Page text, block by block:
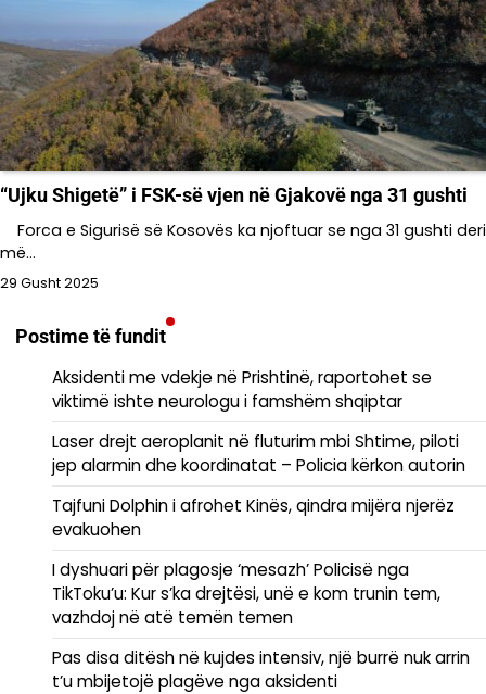
“Ujku Shigetë” i FSK-së vjen në Gjakovë nga 31 gushti
Forca e Sigurisë së Kosovës ka njoftuar se nga 31 gushti deri
më…
29 Gusht 2025
Postime të fundit
Aksidenti me vdekje në Prishtinë, raportohet se
viktimë ishte neurologu i famshëm shqiptar
Laser drejt aeroplanit në fluturim mbi Shtime, piloti
jep alarmin dhe koordinatat – Policia kërkon autorin
Tajfuni Dolphin i afrohet Kinës, qindra mijëra njerëz
evakuohen
I dyshuari për plagosje ‘mesazh’ Policisë nga
TikToku’u: Kur s’ka drejtësi, unë e kom trunin tem,
vazhdoj në atë temën temen
Pas disa ditësh në kujdes intensiv, një burrë nuk arrin
t’u mbijetojë plagëve nga aksidenti